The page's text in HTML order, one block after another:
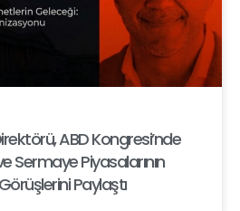
ABD Kongresi’nde
Sermaye Piyasalarının
Paylaştı